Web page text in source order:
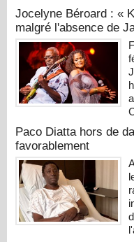
Jocelyne Béroard : «
malgré l'absence de
Paco Diatta hors de
favorablement